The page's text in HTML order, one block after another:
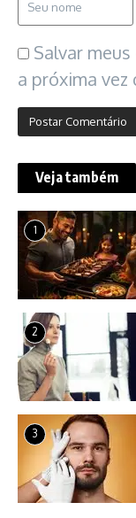
Salvar
a próxima vez
Veja também
1
2
3